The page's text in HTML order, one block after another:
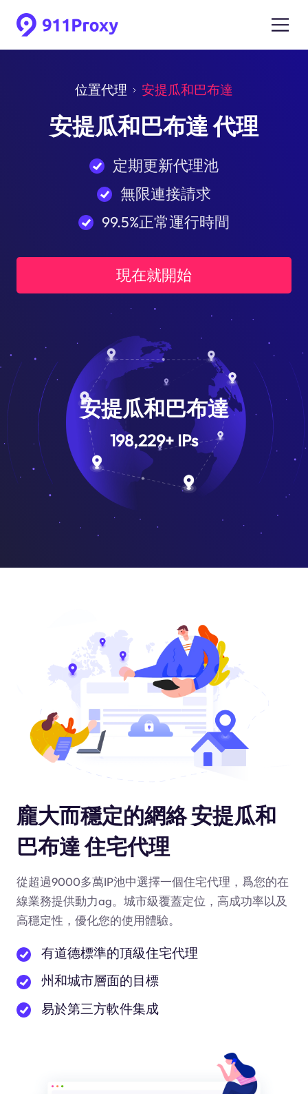
位置代理 安提瓜和巴布達
安提瓜和巴布達 代理
定期更新代理池
無限連接請求
99.5%正常運行時間
現在就開始
安提瓜和巴布達
198,229+ IPs
龐大而穩定的網絡 安提瓜和
巴布達 住宅代理
從超過9000多萬IP池中選擇一個住宅代理，爲您的在
線業務提供動力ag。城市級覆蓋定位，高成功率以及
高穩定性，優化您的使用體驗。
有道德標準的頂級住宅代理
州和城市層面的目標
易於第三方軟件集成